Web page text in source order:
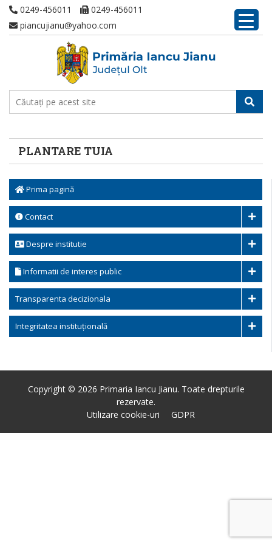
0249-456011
0249-456011
piancujianu@yahoo.com
PLANTARE TUIA
Prima pagină
Contact
Despre institutie
Informatii de interes public
Transparenta decizionala
Integritatea instituțională
Copyright © 2026 Primaria Iancu Jianu. Toate drepturile
rezervate.
Utilizare cookie-uri
GDPR